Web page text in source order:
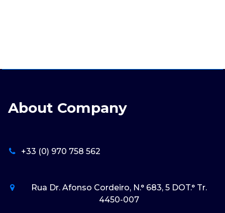
About Company
+33 (0) 970 758 562
Rua Dr. Afonso Cordeiro, N.° 683, 5 DOT.° Tr.
4450-007